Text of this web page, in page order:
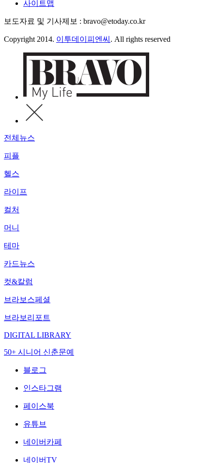
사이트맵
보도자료 및 기사제보 : bravo@etoday.co.kr
Copyright 2014. 이투데이피엔씨 . All rights reserved
전체뉴스
피플
헬스
라이프
컬처
머니
테마
카드뉴스
컷&칼럼
브라보스페셜
브라보리포트
DIGITAL LIBRARY
50+ 시니어 신춘문예
블로그
인스타그램
페이스북
유튜브
네이버카페
네이버TV